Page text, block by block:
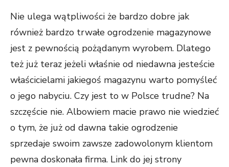
Nie ulega wątpliwości że bardzo dobre jak
również bardzo trwałe ogrodzenie magazynowe
jest z pewnością pożądanym wyrobem. Dlatego
też już teraz jeżeli właśnie od niedawna jesteście
właścicielami jakiegoś magazynu warto pomyśleć
o jego nabyciu. Czy jest to w Polsce trudne? Na
szczęście nie. Albowiem macie prawo nie wiedzieć
o tym, że już od dawna takie ogrodzenie
sprzedaje swoim zawsze zadowolonym klientom
pewna doskonała firma. Link do jej strony